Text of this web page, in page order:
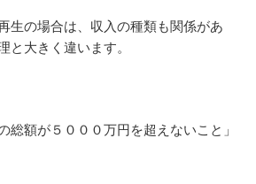
生の場合は、収入の種類も関係があ
と大きく違います。
総額が５０００万円を超えないこと」